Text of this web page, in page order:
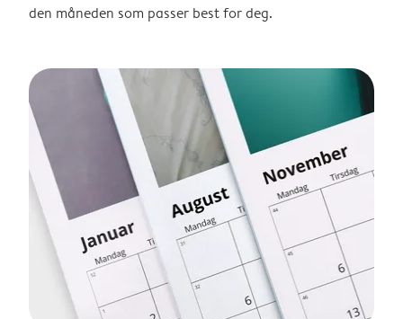
den måneden som passer best for deg.